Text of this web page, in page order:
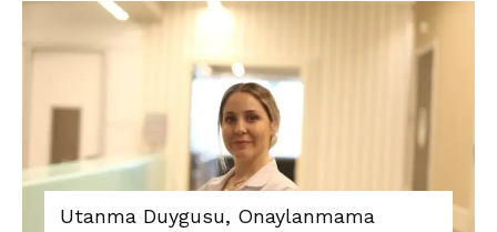
Utanma Duygusu, Onaylanmama